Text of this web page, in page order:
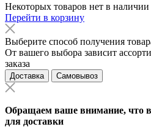
Некоторых товаров нет в наличии
Перейти в корзину
Выберите способ получения
От вашего выбора зависит
заказа
Доставка Самовывоз
Обращаем ваше внимание, что
для доставки